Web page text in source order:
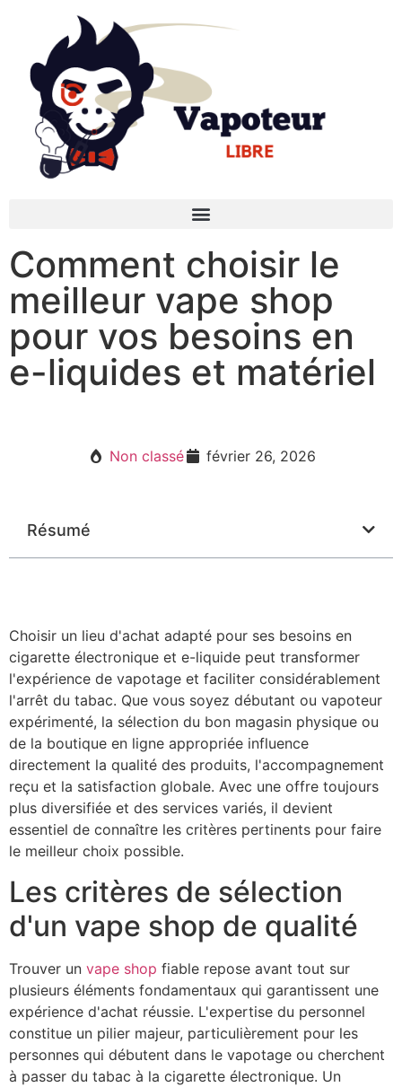
Comment choisir le
meilleur vape shop
pour vos besoins en
e-liquides et matériel
Non classé février 26, 2026
Résumé
Choisir un lieu d'achat adapté pour ses besoins en
cigarette électronique et e-liquide peut transformer
l'expérience de vapotage et faciliter considérablement
l'arrêt du tabac. Que vous soyez débutant ou vapoteur
expérimenté, la sélection du bon magasin physique ou
de la boutique en ligne appropriée influence
directement la qualité des produits, l'accompagnement
reçu et la satisfaction globale. Avec une offre toujours
plus diversifiée et des services variés, il devient
essentiel de connaître les critères pertinents pour faire
le meilleur choix possible.
Les critères de sélection
d'un vape shop de qualité
Trouver un vape shop fiable repose avant tout sur
plusieurs éléments fondamentaux qui garantissent une
expérience d'achat réussie. L'expertise du personnel
constitue un pilier majeur, particulièrement pour les
personnes qui débutent dans le vapotage ou cherchent
à passer du tabac à la cigarette électronique. Un